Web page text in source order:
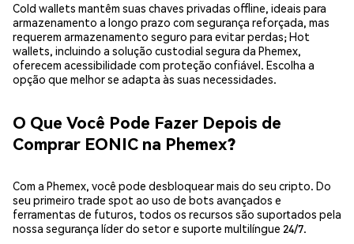
Cold wallets mantêm suas chaves privadas offline, ideais para
armazenamento a longo prazo com segurança reforçada, mas
requerem armazenamento seguro para evitar perdas; Hot
wallets, incluindo a solução custodial segura da Phemex,
oferecem acessibilidade com proteção confiável. Escolha a
opção que melhor se adapta às suas necessidades.
O Que Você Pode Fazer Depois de
Comprar EONIC na Phemex?
Com a Phemex, você pode desbloquear mais do seu cripto. Do
seu primeiro trade spot ao uso de bots avançados e
ferramentas de futuros, todos os recursos são suportados pela
nossa segurança líder do setor e suporte multilíngue 24/7.